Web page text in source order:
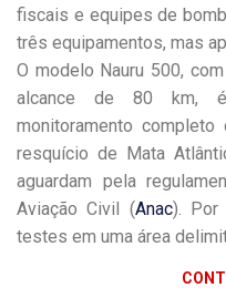
fiscais e equipes de
três equipamentos, mas
O modelo Nauru 500,
alcance de 80 km,
monitoramento
resquício de Mata
aguardam pela
Aviação Civil (Anac). Por
testes em uma área